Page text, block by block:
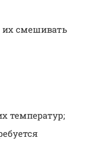
их смешивать
температур;